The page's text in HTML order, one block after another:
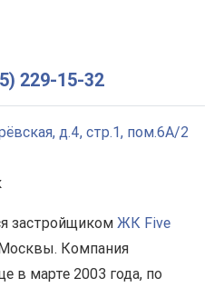
229-15-32
д.4, стр.1, пом.6А/2
застройщиком ЖК Five
Компания
в марте 2003 года, по